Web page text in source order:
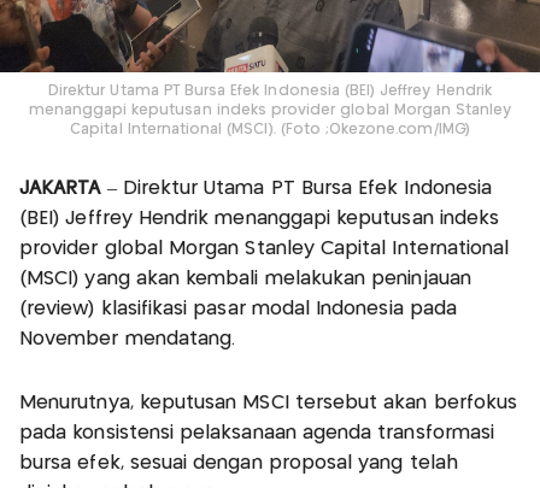
Direktur Utama PT Bursa Efek Indonesia (BEI) Jeffrey Hendrik
menanggapi keputusan indeks provider global Morgan Stanley
Capital International (MSCI). (Foto ;Okezone.com/IMG)
JAKARTA– Direktur Utama PT Bursa Efek Indonesia
(BEI) Jeffrey Hendrik menanggapi keputusan indeks
provider global Morgan Stanley Capital International
(MSCI) yang akan kembali melakukan peninjauan
(review) klasifikasi pasar modal Indonesia pada
November mendatang.
Menurutnya, keputusan MSCI tersebut akan berfokus
pada konsistensi pelaksanaan agenda transformasi
bursa efek, sesuai dengan proposal yang telah